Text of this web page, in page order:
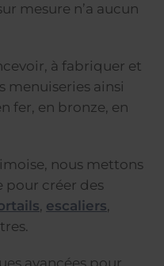
mesure n’a aucun
à fabriquer et
menuiseries ainsi
fer, en bronze, en
nous mettons
pour créer des
, escaliers,